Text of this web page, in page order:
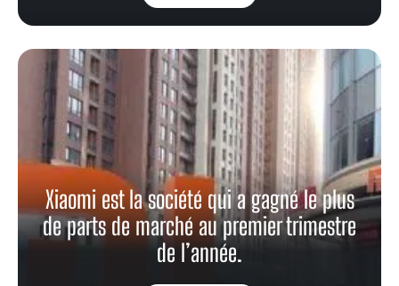
Xiaomi est la société qui a gagné le plus
de parts de marché au premier trimestre
de l’année.